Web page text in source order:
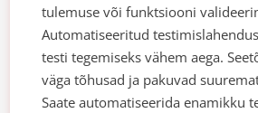
tulemuse või funktsiooni
Automatiseeritud
testi tegemiseks vähem aega.
väga tõhusad ja pakuvad
Saate automatiseerida enamikku